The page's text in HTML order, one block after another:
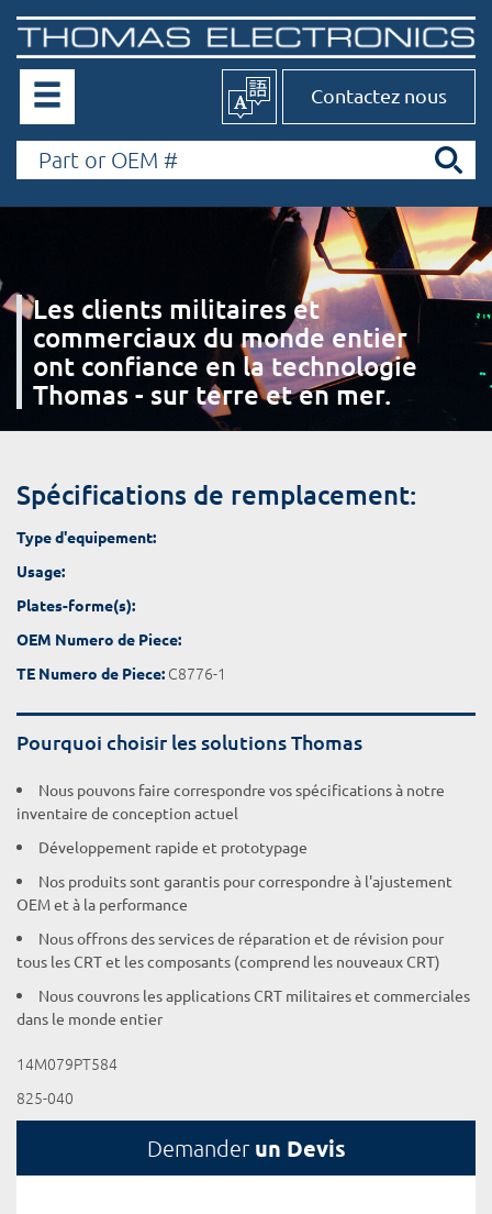
Contactez nous
Les clients militaires et
commerciaux du monde entier
ont confiance en la technologie
Thomas - sur terre et en mer.
Spécifications de remplacement:
Type d'equipement:
Usage:
Plates-forme(s):
OEM Numero de Piece:
TE Numero de Piece: C8776-1
Pourquoi choisir les solutions Thomas
Nous pouvons faire correspondre vos spécifications à notre
inventaire de conception actuel
Développement rapide et prototypage
Nos produits sont garantis pour correspondre à l'ajustement
OEM et à la performance
Nous offrons des services de réparation et de révision pour
tous les CRT et les composants (comprend les nouveaux CRT)
Nous couvrons les applications CRT militaires et commerciales
dans le monde entier
14M079PT584
825-040
Demander un Devis